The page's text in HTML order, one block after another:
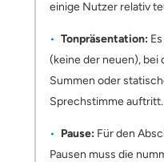
einige Nutzer relativ
Tonpräsentation:
(keine der neuen), bei
Summen oder
Sprechstimme auftritt.
Pause: Für den
Pausen muss die